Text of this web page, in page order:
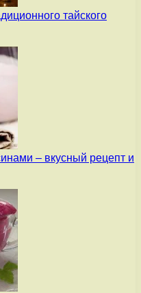
тайского
– вкусный рецепт и